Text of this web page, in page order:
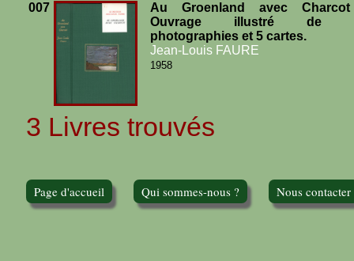
007
Au Groenland avec
Ouvrage illustré de
photographies et 5 cartes.
Jean-Louis FAURE
1958
3 Livres trouvés
Page d'accueil Qui sommes-nous ? Nous contacter